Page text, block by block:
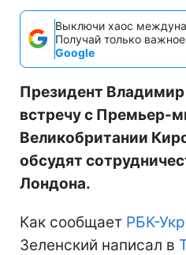
Выключи хаос
Получай только
Google
Президент Владимир
встречу с Премьер-
Великобритании
обсудят
Лондона.
Как сообщает РБК-
Зеленский написал в